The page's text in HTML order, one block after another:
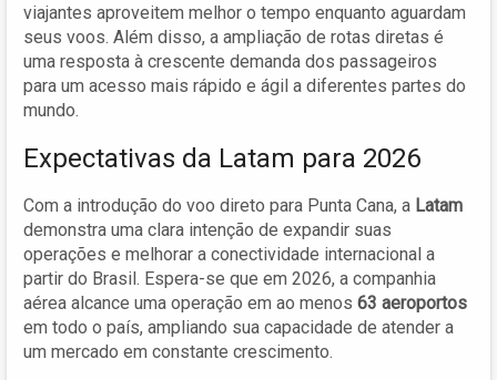
viajantes aproveitem melhor o tempo enquanto aguardam
seus voos. Além disso, a ampliação de rotas diretas é
uma resposta à crescente demanda dos passageiros
para um acesso mais rápido e ágil a diferentes partes do
mundo.
Expectativas da Latam para 2026
Com a introdução do voo direto para Punta Cana, a Latam
demonstra uma clara intenção de expandir suas
operações e melhorar a conectividade internacional a
partir do Brasil. Espera-se que em 2026, a companhia
aérea alcance uma operação em ao menos 63 aeroportos
em todo o país, ampliando sua capacidade de atender a
um mercado em constante crescimento.